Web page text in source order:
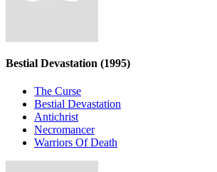
Bestial Devastation (1995)
The Curse
Bestial Devastation
Antichrist
Necromancer
Warriors Of Death